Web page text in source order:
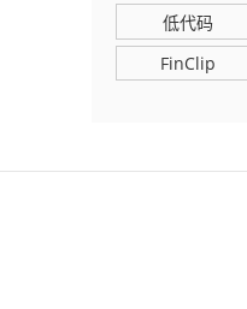
低代码
FinClip